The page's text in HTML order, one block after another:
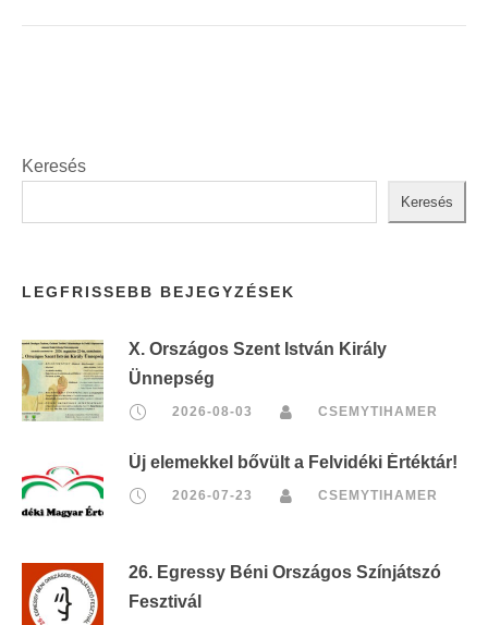
Keresés
Keresés
LEGFRISSEBB BEJEGYZÉSEK
X. Országos Szent István Király
Ünnepség
2026-08-03 CSEMYTIHAMER
Új elemekkel bővült a Felvidéki Értéktár!
2026-07-23 CSEMYTIHAMER
26. Egressy Béni Országos Színjátszó
Fesztivál